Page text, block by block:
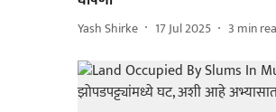
Yash Shirke 17 Jul 2025 3 min